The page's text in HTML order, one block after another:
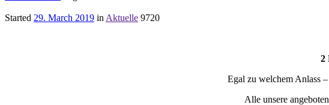
Started 29. March 2019 in Aktuelle 9720
2
Egal zu welchem Anlass
Alle unsere